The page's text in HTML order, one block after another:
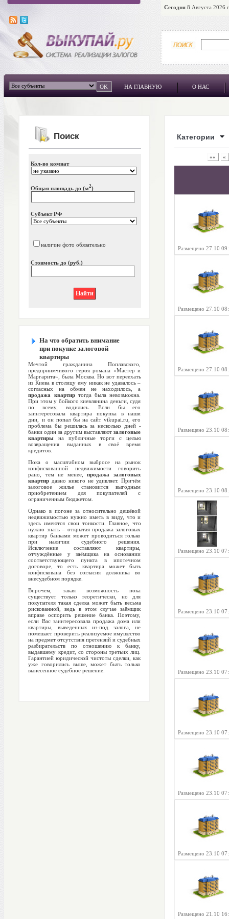
Сегодня 8 Августа 2026
НА ГЛАВНУЮ О НАС
Поиск
Кол-во комнат
Общая площадь до (м2)
Субъект РФ
наличие фото обязательно
Стоимость до (руб.)
На что обратить внимание
при покупке залоговой
квартиры
Мечтой гражданина Поплавского,
предприимчивого героя романа «Мастер и
Маргарита», была Москва. Но вот переехать
из Киева в столицу ему никак не удавалось –
согласных на обмен не находилось, а
продажа квартиртогда была невозможна.
При этом у бойкого киевлянина деньги, судя
по всему, водились. Если бы его
заинтересовала квартира покупка в наши
дни, и он попал бы на сайт vikupai.ru, его
проблема бы решилась за несколько дней -
банки один за другим выставляютзалоговые
квартиры на публичные торги с целью
возвращения выданных в своё время
кредитов.
Пока о масштабном выбросе на рынок
конфискованной недвижимости говорить
рано, тем не менее,продажа залоговых
квартир давно никого не удивляет. Причём
залоговое жилье становится выгодным
приобретением для покупателей с
ограниченным бюджетом.
Однако в погоне за относительно дешёвой
недвижимостью нужно иметь в виду, что и
здесь имеются свои тонкости. Главное, что
нужно знать – открытая продажа залоговых
квартир банками может проводиться только
при наличии судебного решения.
Исключение составляют квартиры,
отчуждённые у заёмщика на основании
соответствующего пункта в ипотечном
договоре, то есть квартира может быть
конфискована без согласия должника во
внесудебном порядке.
Впрочем, такая возможность пока
существует только теоретически, но для
покупателя такая сделка может быть весьма
рискованной, ведь в этом случае заёмщик
вправе оспорить решение банка. Поэтому,
если Вас заинтересовала продажа дома или
квартиры, выведенных из-под залога, не
помешает проверить реализуемое имущество
на предмет отсутствия претензий и судебных
разбирательств по отношению к банку,
выдавшему кредит, со стороны третьих лиц.
Гарантией юридической чистоты сделки, как
уже говорились выше, может быть только
вынесенное судебное решение.
Категории
«« «
Размещено 27.10
Размещено 27.10
Размещено 27.10
Размещено 23.10
Размещено 23.10
Размещено 23.10
Размещено 23.10
Размещено 23.10
Размещено 23.10
Размещено 23.10
Размещено 23.10
Размещено 21.10